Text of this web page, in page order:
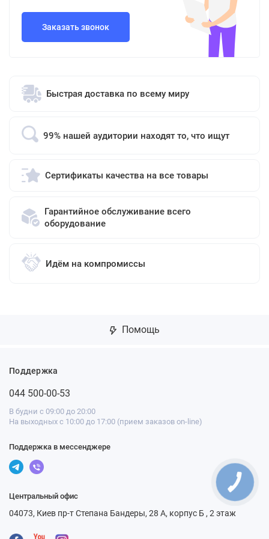
Заказать звонок
Быстрая доставка по всему миру
99% нашей аудитории находят то, что ищут
Сертификаты качества на все товары
Гарантийное обслуживание всего
оборудование
Идём на компромиссы
Помощь
Поддержка
044 500-00-53
В будни с 09:00 до 20:00
На выходных с 10:00 до 17:00 (прием заказов on-line)
Поддержка в мессенджере
Центральный офис
04073, Киев пр-т Степана Бандеры, 28 А, корпус Б , 2 этаж